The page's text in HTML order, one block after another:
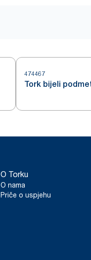
474467
Tork bijeli
O Torku
O nama
Priče o uspjehu